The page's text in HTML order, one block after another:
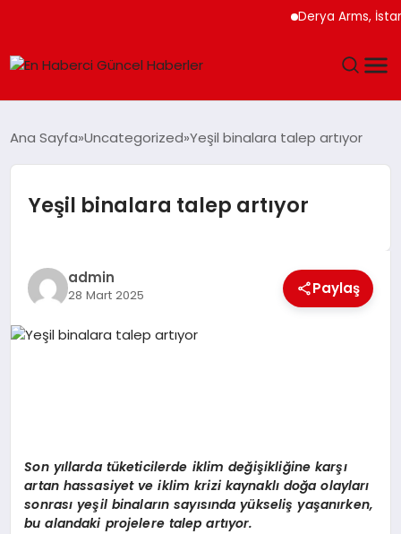
Derya Arms, İstanbul
SPOR
SAĞLIK
MAGAZIN
SIYASET
Ana Sayfa Uncategorized Yeşil binalara talep artıyor
Yeşil binalara talep artıyor
admin
28 Mart 2025 Paylaş
Son yıllarda tüketicilerde iklim değişikliğine karşı
artan hassasiyet ve iklim krizi kaynaklı doğa olayları
sonrası yeşil binaların sayısında yükseliş yaşanırken,
bu alandaki projelere talep artıyor.